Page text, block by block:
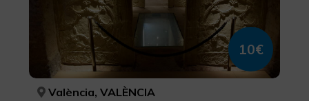
10€
València, VALÈNCIA